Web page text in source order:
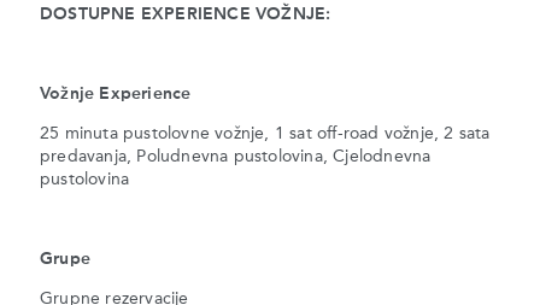
DOSTUPNE EXPERIENCE VOŽNJE:
Vožnje Experience
25 minuta pustolovne vožnje, 1 sat off-road vožnje, 2 sata
predavanja, Poludnevna pustolovina, Cjelodnevna
pustolovina
Grupe
Grupne rezervacije